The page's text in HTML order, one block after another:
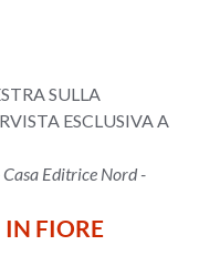
SULLA
ESCLUSIVA A
Editrice Nord -
IN FIORE